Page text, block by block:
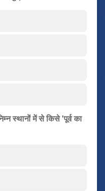
स्थानों में से किसे 'पूर्व का